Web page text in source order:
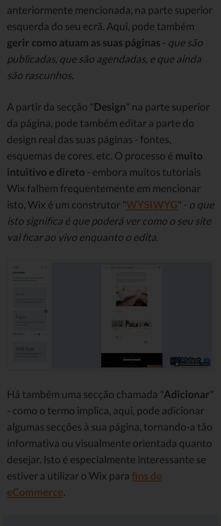
anteriormente mencionada, na parte superior
esquerda do seu ecrã. Aqui, pode também
gerir como atuam as suas páginas - que são
publicadas, que são agendadas, e que ainda
são rascunhos.
A partir da secção "Design" na parte superior
da página, pode também editar a parte do
design real das suas páginas - fontes,
esquemas de cores, etc. O processo é muito
intuitivo e direto - embora muitos tutoriais
Wix falhem frequentemente em mencionar
isto, Wix é um construtor "WYSIWYG" - o que
isto significa é que poderá ver como o seu site
vai ficar ao vivo enquanto o edita.
Há também uma secção chamada "Adicionar"
- como o termo implica, aqui, pode adicionar
algumas secções à sua página, tornando-a tão
informativa ou visualmente orientada quanto
desejar. Isto é especialmente interessante se
estiver a utilizar o Wix para fins de
eCommerce.